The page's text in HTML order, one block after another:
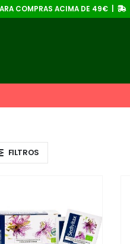
COMPRAS ACIMA DE 49€ |
FILTROS